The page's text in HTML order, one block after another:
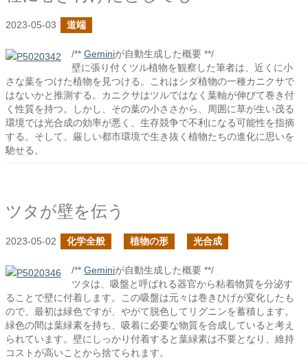
2023-05-03 道端
/** Geminiが自動生成した概要 **/
壁に張り付くツル植物を観察した筆者は、近くに小
さな葉をつけた植物を見つける。これはシダ植物の一種カニクサで
はないかと推測する。カニクサはツルではなく葉軸が伸びて巻き付
く性質を持つ。しかし、その葉の小ささから、周囲に草が生い茂る
環境では光合成の効率が悪く、生存競争で不利になる可能性を指摘
する。そして、厳しい都市環境で生き抜く植物たちの進化に思いを
馳せる。
ツタが壁を伝う
2023-05-02 化学全般 植物の形 光合成
/** Geminiが自動生成した概要 **/
ツタは、吸盤と呼ばれる器官から粘着物質を分泌す
ることで壁に付着します。この吸盤は元々は巻きひげが変化したも
ので、最初は緑色ですが、やがて脱色してリグニンを蓄積します。
緑色の間は葉緑素を持ち、吸着に必要な物質を合成していると考え
られています。壁にしっかり付着すると葉緑素は不要となり、維持
コストが高いことから捨てられます。